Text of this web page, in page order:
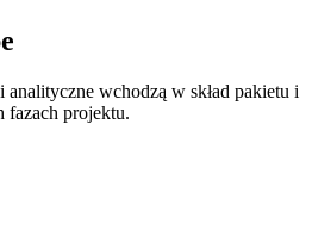
analityczne wchodzą w skład pakietu i
fazach projektu.